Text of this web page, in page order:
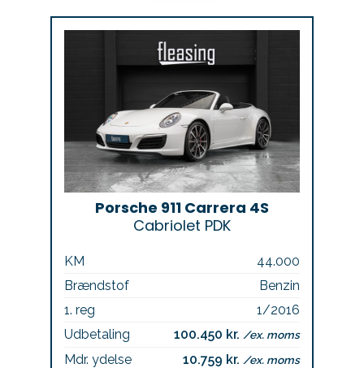
Porsche 911 Carrera 4S
Cabriolet PDK
KM
44.000
Brændstof
Benzin
1. reg
1/2016
Udbetaling
100.450 kr./ex. moms
Mdr. ydelse 10.759 kr./ex. moms